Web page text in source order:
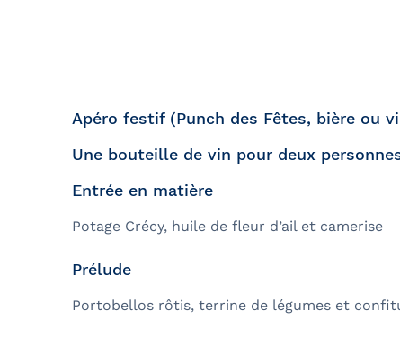
Tadoussac
Croisière aux petits
Apéro festif (Punch des Fêtes, bière ou
Une bouteille de vin pour deux
Entrée en matière
Potage Crécy, huile de fleur d’ail et camerise
Prélude
Portobellos rôtis, terrine de légumes et